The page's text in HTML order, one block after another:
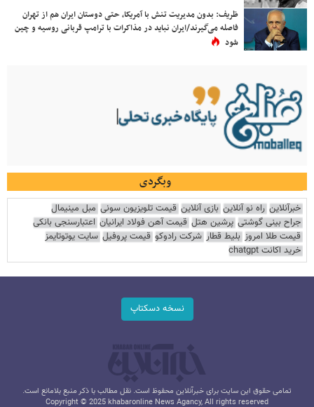
ظریف: بدون مدیریت تنش با آمریکا، حتی دوستان ایران هم از تهران
فاصله می‌گیرند/ایران نباید در مذاکرات با ترامپ قربانی روسیه و چین
شود
وبگردی
خبرآنلاین راه نو آنلاین بازی آنلاین قیمت تلویزیون سونی مبل مینیمال
جراح بینی گوشتی پرشین هتل قیمت آهن فولاد ایرانیان اعتبارسنجی بانکی
قیمت طلا امروز بلیط قطار شرکت رادوکو قیمت پروفیل سایت یوتوتایمز
خرید اکانت chatgpt
نسخه دسکتاپ
تمامی حقوق این سایت برای خبرآنلاین محفوظ است. نقل مطالب با ذکر منبع بلامانع است.
Copyright © 2025 khabaronline News Agancy, All rights reserved